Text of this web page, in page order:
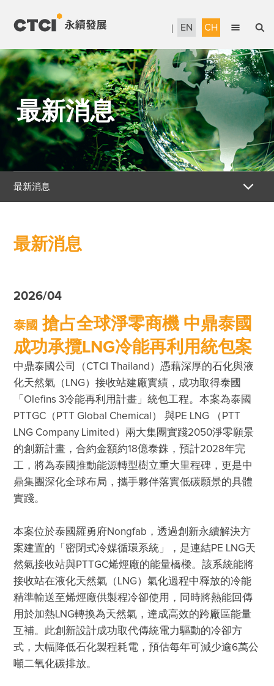
EN CH
English
繁體中文
永續管理
當責治理
信賴服務
永續工程
企業公民
獎項暨認證
最新消息
經營者的話
肯定與榮耀
ESG影音分享
互動問答
ESG問卷
聯絡我們
最新消息
最新消息
最新消息
2026/04
泰國 搶占全球淨零商機 中鼎泰國
成功承攬LNG冷能再利用統包案
中鼎泰國公司（CTCI Thailand）憑藉深厚的石化與液
化天然氣（LNG）接收站建廠實績，成功取得泰國
「Olefins 3冷能再利用計畫」統包工程。本案為泰國
PTTGC（PTT Global Chemical） 與PE LNG （PTT
LNG Company Limited）兩大集團實踐2050淨零願景
的創新計畫，合約金額約18億泰銖，預計2028年完
工，將為泰國推動能源轉型樹立重大里程碑，更是中
鼎集團深化全球布局，攜手夥伴落實低碳願景的具體
本案位於泰國羅勇府Nongfab，透過創新永續解決方
案建置的「密閉式冷媒循環系統」，是連結PE LNG天
然氣接收站與PTTGC烯烴廠的能量橋樑。該系統能將
接收站在液化天然氣（LNG）氣化過程中釋放的冷能
精準輸送至烯烴廠供製程冷卻使用，同時將熱能回傳
用於加熱LNG轉換為天然氣，達成高效的跨廠區能量
互補。此創新設計成功取代傳統電力驅動的冷卻方
式，大幅降低石化製程耗電，預估每年可減少逾6萬公